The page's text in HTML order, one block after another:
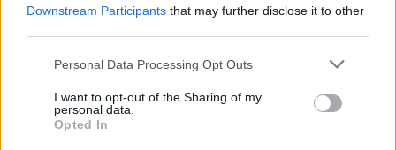
Downstream Participants that may further disclose it to other
Personal Data Processing Opt Outs
I want to opt-out of the Sharing of my
personal data.
Opted In